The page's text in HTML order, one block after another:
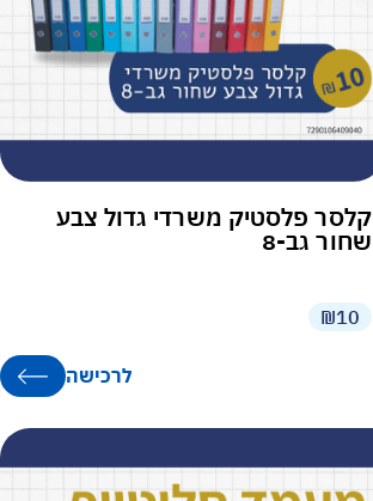
קלסר פלסטיק משרדי גדול צבע
שחור גב-8
₪10
לרכישה